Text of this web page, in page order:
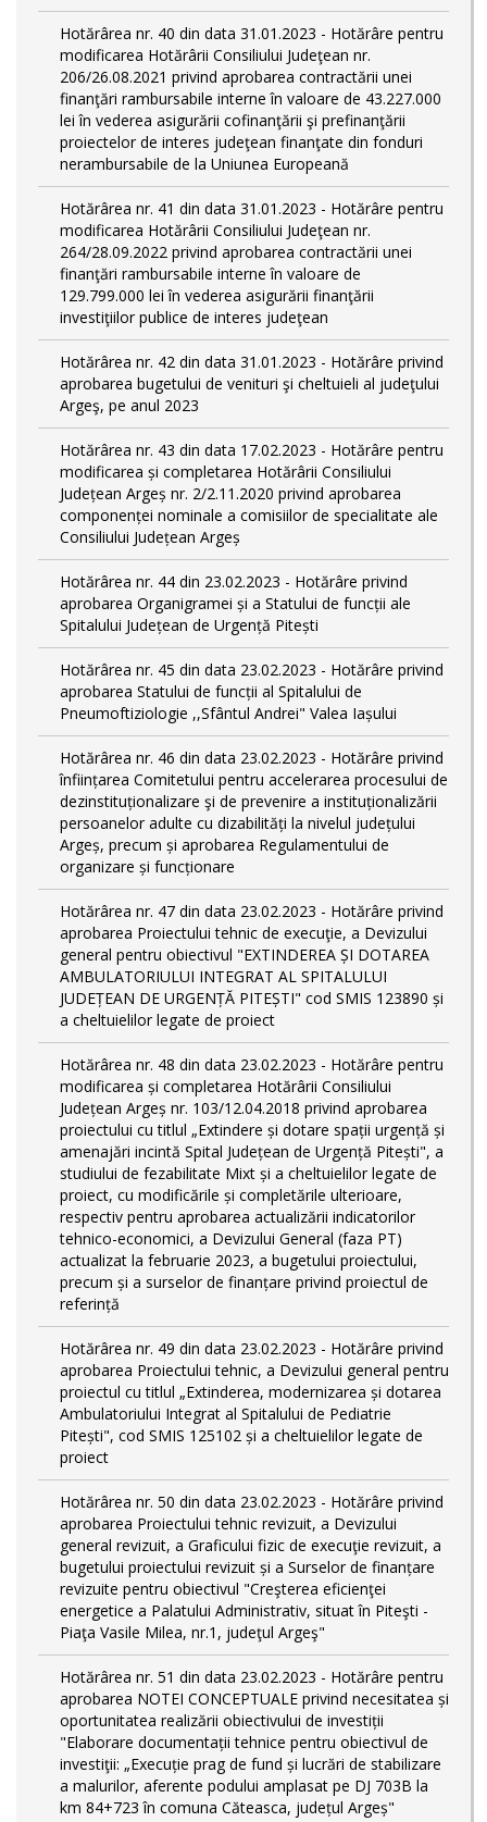
Hotărârea nr. 40 din data 31.01.2023 - Hotărâre pentru
modificarea Hotărârii Consiliului Judeţean nr.
206/26.08.2021 privind aprobarea contractării unei
finanţări rambursabile interne în valoare de 43.227.000
lei în vederea asigurării cofinanţării şi prefinanţării
proiectelor de interes judeţean finanţate din fonduri
nerambursabile de la Uniunea Europeană
Hotărârea nr. 41 din data 31.01.2023 - Hotărâre pentru
modificarea Hotărârii Consiliului Judeţean nr.
264/28.09.2022 privind aprobarea contractării unei
finanţări rambursabile interne în valoare de
129.799.000 lei în vederea asigurării finanţării
investiţiilor publice de interes judeţean
Hotărârea nr. 42 din data 31.01.2023 - Hotărâre privind
aprobarea bugetului de venituri şi cheltuieli al judeţului
Argeş, pe anul 2023
Hotărârea nr. 43 din data 17.02.2023 - Hotărâre pentru
modificarea și completarea Hotărârii Consiliului
Județean Argeș nr. 2/2.11.2020 privind aprobarea
componenței nominale a comisiilor de specialitate ale
Consiliului Județean Argeș
Hotărârea nr. 44 din 23.02.2023 - Hotărâre privind
aprobarea Organigramei și a Statului de funcții ale
Spitalului Județean de Urgență Pitești
Hotărârea nr. 45 din data 23.02.2023 - Hotărâre privind
aprobarea Statului de funcții al Spitalului de
Pneumoftiziologie ,,Sfântul Andrei" Valea Iașului
Hotărârea nr. 46 din data 23.02.2023 - Hotărâre privind
înființarea Comitetului pentru accelerarea procesului de
dezinstituționalizare şi de prevenire a instituționalizării
persoanelor adulte cu dizabilități la nivelul județului
Argeș, precum și aprobarea Regulamentului de
organizare și funcționare
Hotărârea nr. 47 din data 23.02.2023 - Hotărâre privind
aprobarea Proiectului tehnic de execuţie, a Devizului
general pentru obiectivul "EXTINDEREA ȘI DOTAREA
AMBULATORIULUI INTEGRAT AL SPITALULUI
JUDEȚEAN DE URGENȚĂ PITEȘTI" cod SMIS 123890 și
a cheltuielilor legate de proiect
Hotărârea nr. 48 din data 23.02.2023 - Hotărâre pentru
modificarea și completarea Hotărârii Consiliului
Județean Argeș nr. 103/12.04.2018 privind aprobarea
proiectului cu titlul „Extindere și dotare spații urgență și
amenajări incintă Spital Județean de Urgență Pitești", a
studiului de fezabilitate Mixt și a cheltuielilor legate de
proiect, cu modificările și completările ulterioare,
respectiv pentru aprobarea actualizării indicatorilor
tehnico-economici, a Devizului General (faza PT)
actualizat la februarie 2023, a bugetului proiectului,
precum și a surselor de finanțare privind proiectul de
referință
Hotărârea nr. 49 din data 23.02.2023 - Hotărâre privind
aprobarea Proiectului tehnic, a Devizului general pentru
proiectul cu titlul „Extinderea, modernizarea și dotarea
Ambulatoriului Integrat al Spitalului de Pediatrie
Pitești", cod SMIS 125102 și a cheltuielilor legate de
proiect
Hotărârea nr. 50 din data 23.02.2023 - Hotărâre privind
aprobarea Proiectului tehnic revizuit, a Devizului
general revizuit, a Graficului fizic de execuţie revizuit, a
bugetului proiectului revizuit și a Surselor de finanțare
revizuite pentru obiectivul "Creşterea eficienţei
energetice a Palatului Administrativ, situat în Piteşti -
Piaţa Vasile Milea, nr.1, judeţul Argeş"
Hotărârea nr. 51 din data 23.02.2023 - Hotărâre pentru
aprobarea NOTEI CONCEPTUALE privind necesitatea și
oportunitatea realizării obiectivului de investiții
"Elaborare documentații tehnice pentru obiectivul de
investiţii: „Execuție prag de fund și lucrări de stabilizare
a malurilor, aferente podului amplasat pe DJ 703B la
km 84+723 în comuna Căteasca, județul Argeș"